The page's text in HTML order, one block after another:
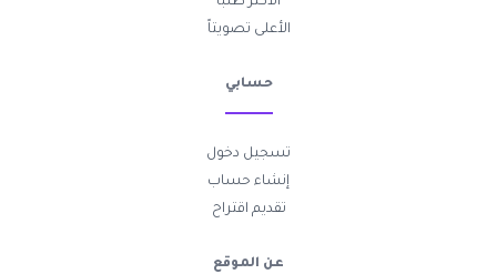
الأعلى تصويتاً
حسابي
تسجيل دخول
إنشاء حساب
تقديم اقتراح
عن الموقع